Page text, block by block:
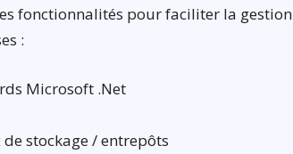
fonctionnalités pour faciliter la
:
Microsoft .Net
stockage / entrepôts